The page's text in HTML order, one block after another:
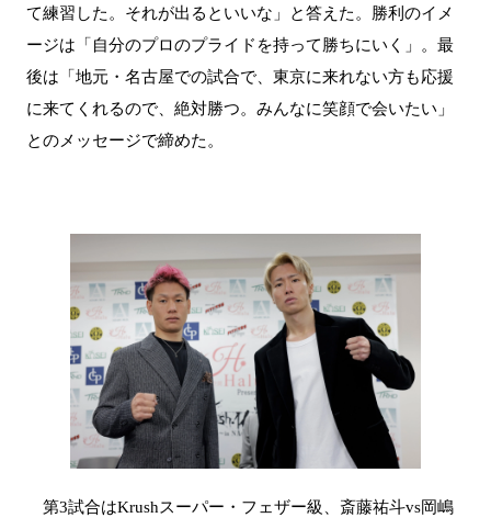
て練習した。それが出るといいな」と答えた。勝利のイメ
ージは「自分のプロのプライドを持って勝ちにいく」。最
後は「地元・名古屋での試合で、東京に来れない方も応援
に来てくれるので、絶対勝つ。みんなに笑顔で会いたい」
とのメッセージで締めた。
第3試合はKrushスーパー・フェザー級、斎藤祐斗vs岡嶋